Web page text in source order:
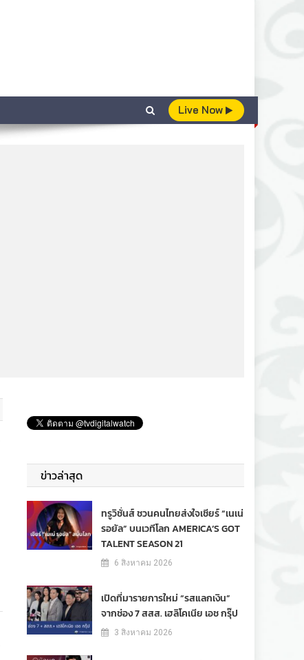
Live Now
ข่าวล่าสุด
ทรูวิชั่นส์ ชวนคนไทยส่งใจเชียร์ “เนเน่
รอยัล” บนเวทีโลก AMERICA’S GOT
TALENT SEASON 21
6 สิงหาคม 2026
เปิดที่มารายการใหม่ “รสแลกเงิน”
จากช่อง 7 สสส. เฮลิโคเนีย เอช กรุ๊ป
3 สิงหาคม 2026